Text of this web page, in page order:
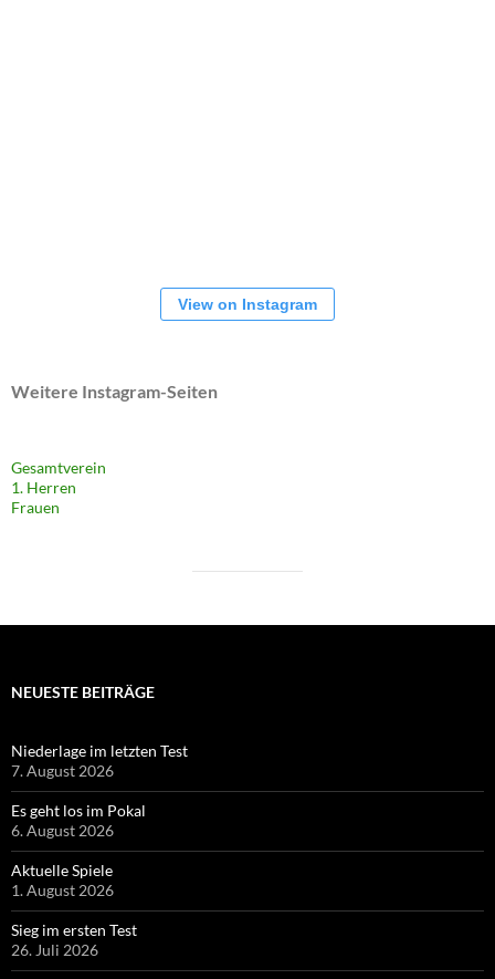
View on Instagram
Weitere Instagram-Seiten
Gesamtverein
1. Herren
Frauen
NEUESTE BEITRÄGE
Niederlage im letzten Test
7. August 2026
Es geht los im Pokal
6. August 2026
Aktuelle Spiele
1. August 2026
Sieg im ersten Test
26. Juli 2026